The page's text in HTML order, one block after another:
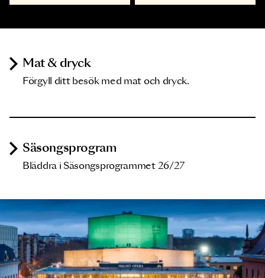
Mat & dryck
Förgyll ditt besök med mat och dryck.
Säsongsprogram
Bläddra i Säsongsprogrammet 26/27